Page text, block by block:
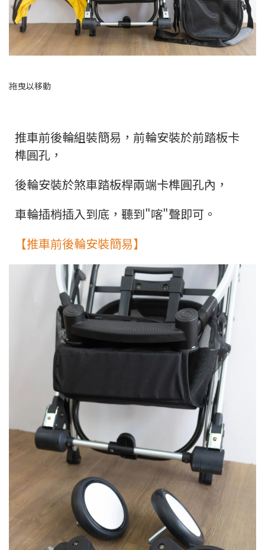
推車前後輪組裝簡易，前輪安裝於前踏板卡
榫圓孔，
後輪安裝於煞車踏板桿兩端卡榫圓孔內，
車輪插梢插入到底，聽到"喀"聲即可。
【推車前後輪安裝簡易】